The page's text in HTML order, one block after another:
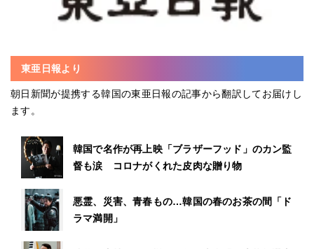
東亜日報より
朝日新聞が提携する韓国の東亜日報の記事から翻訳してお届けし
ます。
韓国で名作が再上映「ブラザーフッド」のカン監
督も涙 コロナがくれた皮肉な贈り物
悪霊、災害、青春もの…韓国の春のお茶の間「ド
ラマ満開」